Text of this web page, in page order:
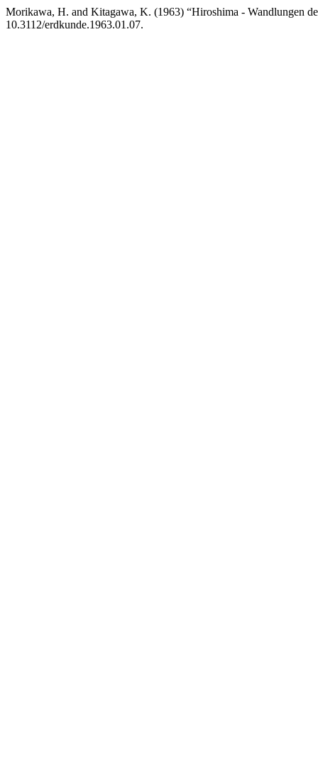
Morikawa, H. and Kitagawa, K. (1963) “Hiroshima - Wandlungen
10.3112/erdkunde.1963.01.07.